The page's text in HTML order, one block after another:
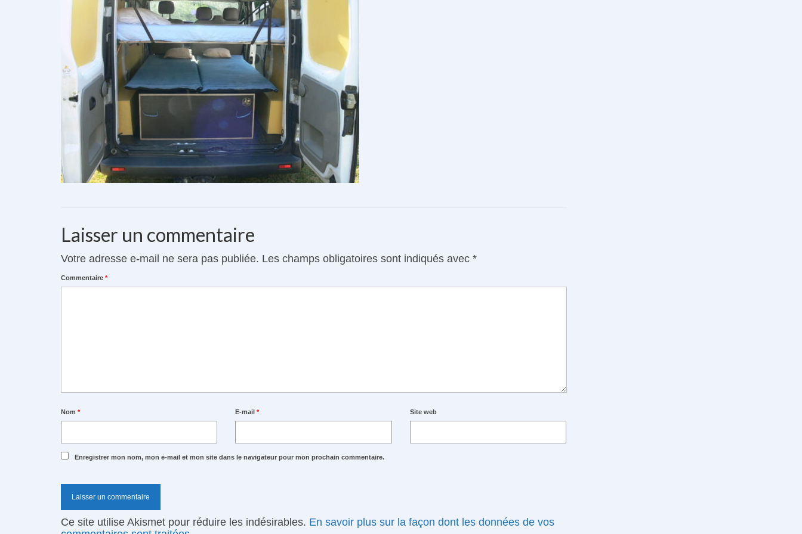
Laisser un commentaire
Votre adresse e-mail ne sera pas publiée. Les champs obligatoires sont indiqués avec *
Commentaire *
Nom * E-mail* Site web
Enregistrer mon nom, mon e-mail et mon site dans le navigateur pour mon prochain commentaire.
Ce site utilise Akismet pour réduire les indésirables. En savoir plus sur la façon dont les données de vos